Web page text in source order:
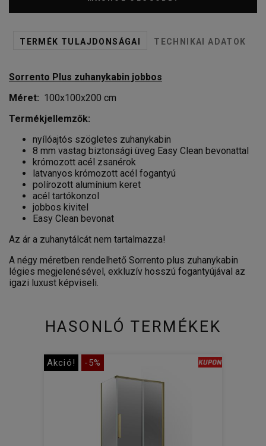
TERMÉK TULAJDONSÁGAI TECHNIKAI ADATOK
Sorrento Plus zuhanykabin jobbos
Méret: 100x100x200 cm
Termékjellemzők:
nyílóajtós szögletes zuhanykabin
8 mm vastag biztonsági üveg Easy Clean bevonattal
krómozott acél zsanérok
latvanyos krómozott acél fogantyú
polírozott alumínium keret
acél tartókonzol
jobbos kivitel
Easy Clean bevonat
Az ár a zuhanytálcát nem tartalmazza!
A négy méretben rendelhető Sorrento plus zuhanykabin
légies megjelenésével, exkluzív hosszú fogantyújával az
igazi luxust képviseli.
HASONLÓ TERMÉKEK
Akció! -5%